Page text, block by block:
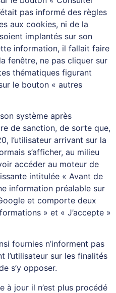
pas informé des règles
aux cookies, ni de la
implantés sur son
information, il fallait faire
fenêtre, ne pas cliquer sur
thématiques figurant
le bouton « autres
son système après
de sanction, de sorte que,
l’utilisateur arrivant sur la
s’afficher, au milieu
accéder au moteur de
intitulée « Avant de
information préalable sur
et comporte deux
» et « J’accepte »
fournies n’informent pas
l’utilisateur sur les finalités
s’y opposer.
à jour il n’est plus procédé